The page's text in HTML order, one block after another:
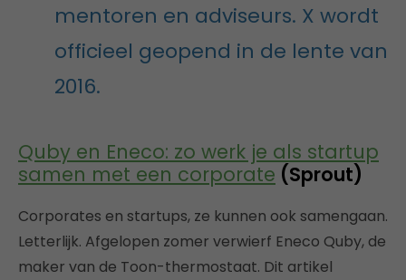
mentoren en adviseurs. X wordt
officieel geopend in de lente van
2016.
Quby en Eneco: zo werk je als startup
samen met een corporate (Sprout)
Corporates en startups, ze kunnen ook samengaan.
Letterlijk. Afgelopen zomer verwierf Eneco Quby, de
maker van de Toon-thermostaat. Dit artikel